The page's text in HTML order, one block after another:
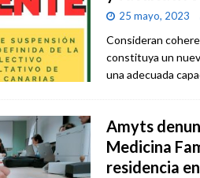
25 mayo, 2023
Consideran
constituya un
una adecuada
Amyts
Medicina
residencia